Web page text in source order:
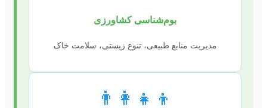
بوم‌شناسی کشاورزی
مدیریت منابع طبیعی، تنوع زیستی، سلامت خاک
👨‍👩‍👧‍👦